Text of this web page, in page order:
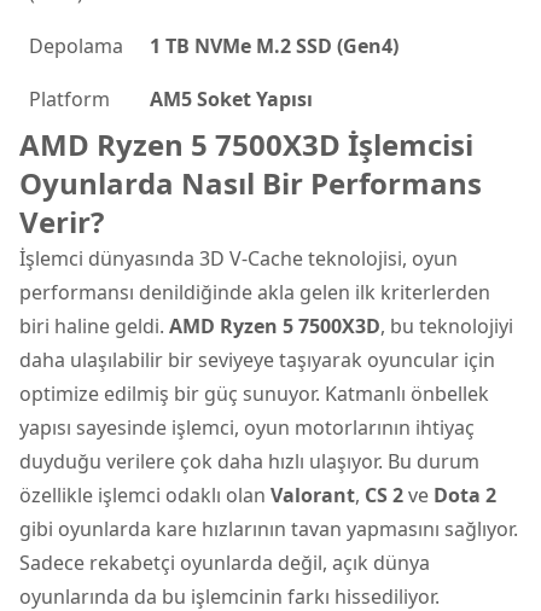
Depolama
1 TB NVMe M.2 SSD (Gen4)
Platform
AM5 Soket Yapısı
AMD Ryzen 5 7500X3D İşlemcisi
Oyunlarda Nasıl Bir Performans
Verir?
İşlemci dünyasında 3D V-Cache teknolojisi, oyun
performansı denildiğinde akla gelen ilk kriterlerden
biri haline geldi. AMD Ryzen 5 7500X3D, bu teknolojiyi
daha ulaşılabilir bir seviyeye taşıyarak oyuncular için
optimize edilmiş bir güç sunuyor. Katmanlı önbellek
yapısı sayesinde işlemci, oyun motorlarının ihtiyaç
duyduğu verilere çok daha hızlı ulaşıyor. Bu durum
özellikle işlemci odaklı olan Valorant, CS 2ve Dota 2
gibi oyunlarda kare hızlarının tavan yapmasını sağlıyor.
Sadece rekabetçi oyunlarda değil, açık dünya
oyunlarında da bu işlemcinin farkı hissediliyor.